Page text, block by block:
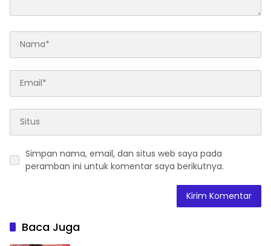
Simpan nama, email, dan situs web saya pada
peramban ini untuk komentar saya berikutnya.
Baca Juga